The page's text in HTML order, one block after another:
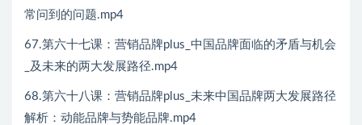
常问到的问题.mp4
67.第六十七课：营销品牌plus_中国品牌面临的矛盾与机会
_及未来的两大发展路径.mp4
68.第六十八课：营销品牌plus_未来中国品牌两大发展路径
解析：动能品牌与势能品牌.mp4